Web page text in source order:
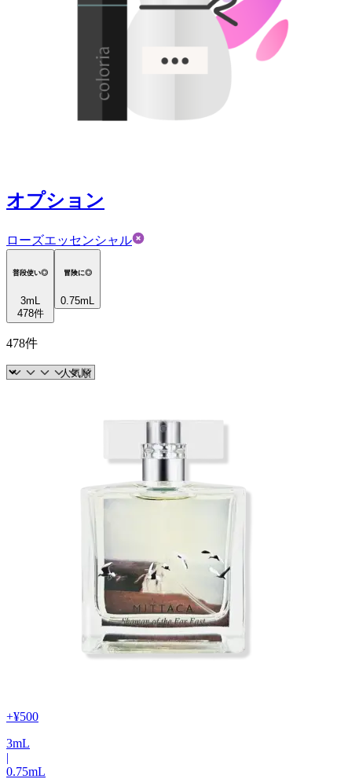
オプション
ローズエッセンシャル
普段使い◎
3mL
478件
冒険に◎
0.75mL
478件
+¥500
3mL
|
0.75mL